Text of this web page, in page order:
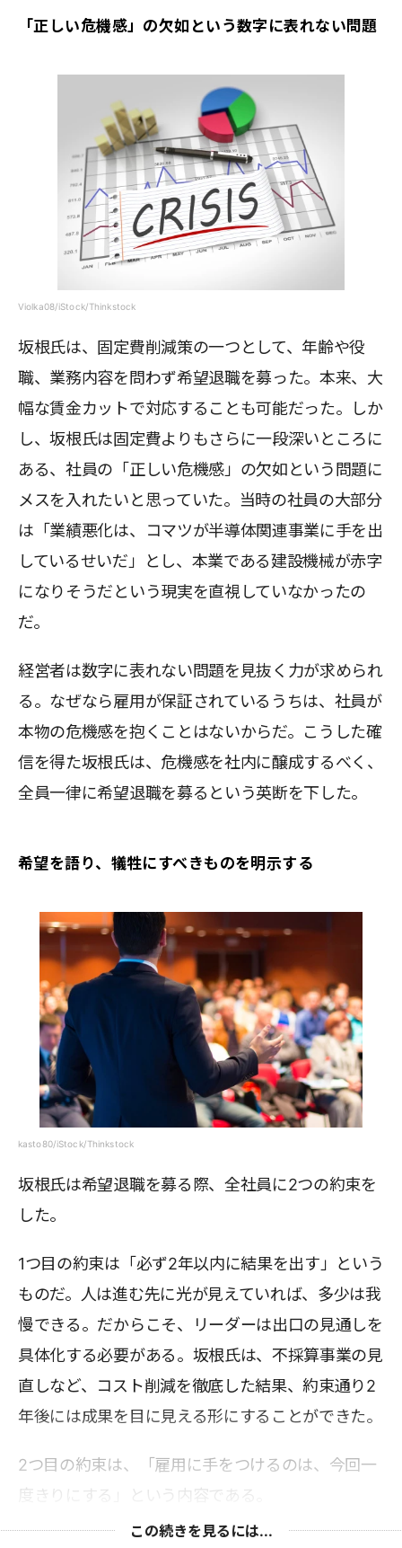
「正しい危機感」の欠如という数字に表れない問題
Violka08/iStock/Thinkstock
坂根氏は、固定費削減策の一つとして、年齢や役
職、業務内容を問わず希望退職を募った。本来、大
幅な賃金カットで対応することも可能だった。しか
し、坂根氏は固定費よりもさらに一段深いところに
ある、社員の「正しい危機感」の欠如という問題に
メスを入れたいと思っていた。当時の社員の大部分
は「業績悪化は、コマツが半導体関連事業に手を出
しているせいだ」とし、本業である建設機械が赤字
になりそうだという現実を直視していなかったの
だ。
経営者は数字に表れない問題を見抜く力が求められ
る。なぜなら雇用が保証されているうちは、社員が
本物の危機感を抱くことはないからだ。こうした確
信を得た坂根氏は、危機感を社内に醸成するべく、
全員一律に希望退職を募るという英断を下した。
希望を語り、犠牲にすべきものを明示する
kasto80/iStock/Thinkstock
坂根氏は希望退職を募る際、全社員に2つの約束を
した。
1つ目の約束は「必ず2年以内に結果を出す」という
ものだ。人は進む先に光が見えていれば、多少は我
慢できる。だからこそ、リーダーは出口の見通しを
具体化する必要がある。坂根氏は、不採算事業の見
直しなど、コスト削減を徹底した結果、約束通り2
年後には成果を目に見える形にすることができた。
2つ目の約束は、「雇用に手をつけるのは、今回一
度きりにする」という内容である。
この続きを見るには...